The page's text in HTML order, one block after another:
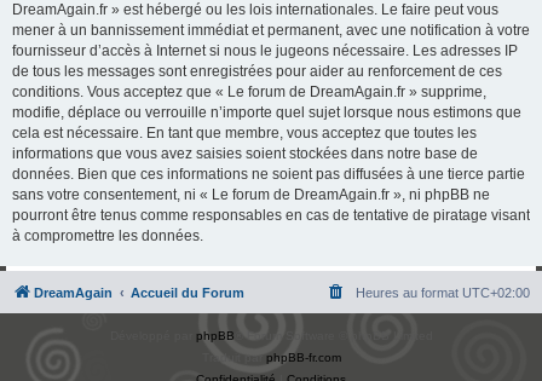
DreamAgain.fr » est hébergé ou les lois internationales. Le faire peut vous
mener à un bannissement immédiat et permanent, avec une notification à votre
fournisseur d’accès à Internet si nous le jugeons nécessaire. Les adresses IP
de tous les messages sont enregistrées pour aider au renforcement de ces
conditions. Vous acceptez que « Le forum de DreamAgain.fr » supprime,
modifie, déplace ou verrouille n’importe quel sujet lorsque nous estimons que
cela est nécessaire. En tant que membre, vous acceptez que toutes les
informations que vous avez saisies soient stockées dans notre base de
données. Bien que ces informations ne soient pas diffusées à une tierce partie
sans votre consentement, ni « Le forum de DreamAgain.fr », ni phpBB ne
pourront être tenus comme responsables en cas de tentative de piratage visant
à compromettre les données.
DreamAgain Accueil du Forum Heures au format UTC+02:00
phpBB
phpBB-fr.com